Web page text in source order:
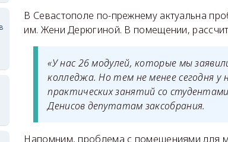
В Севастополе по-прежнему актуальна
им. Жени Дерюгиной. В помещении,
«У нас 26 модулей, которые мы
колледжа. Но тем не менее сегодня
практических занятий со
Денисов депутатам заксобрания.
Напомним, проблема с помещениями для